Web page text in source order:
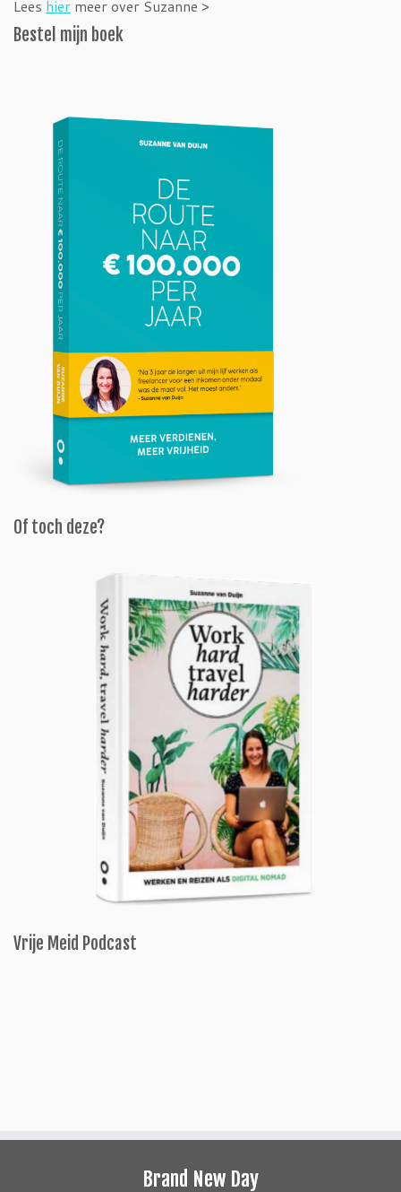
Lees hier meer over Suzanne >
Bestel mijn boek
Of toch deze?
Vrije Meid Podcast
Brand New Day